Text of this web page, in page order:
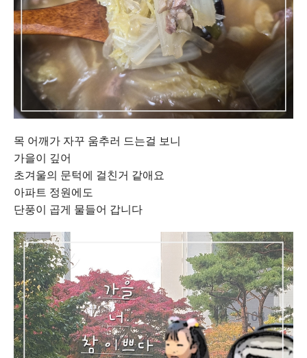
목 어깨가 자꾸 움추러 드는걸 보니
가을이 깊어
초겨울의 문턱에 걸친거 같애요
아파트 정원에도
단풍이 곱게 물들어 갑니다